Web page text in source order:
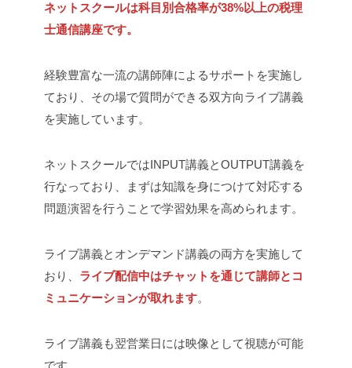
ネットスクールは科目別合格率が38%以上の税理
士通信講座です。
経験豊富な一流の講師陣によるサポートを実施し
ており、その場で質問ができる双方向ライブ講義
を実施しています。
ネットスクールではINPUT講義とOUTPUT講義を
行なっており、まずは知識を身につけて対応する
問題演習を行うことで学習効果を高められます。
ライブ講義とオンデマンド講義の両方を実施して
おり、 ライブ配信中はチャットを通じて講師とコ
ミュニケーションが取れます。
ライブ講義も翌営業日には映像として視聴が可能